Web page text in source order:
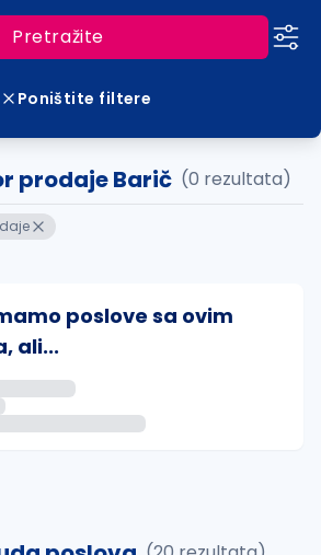
Pretražite
Poništite filtere
prodaje Barič (0 rezultata)
poslove sa ovim
ali...